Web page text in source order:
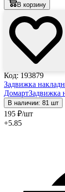
В корзину
Код: 193879
Задвижка
ДомартЗадвижка
В наличии: 81 шт
195 ₽/шт
+5.85